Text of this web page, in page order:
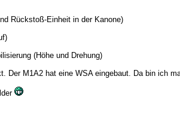
Rückstoß-Einheit in der Kanone)
(Höhe und Drehung)
Der M1A2 hat eine WSA eingebaut. Da bin ich